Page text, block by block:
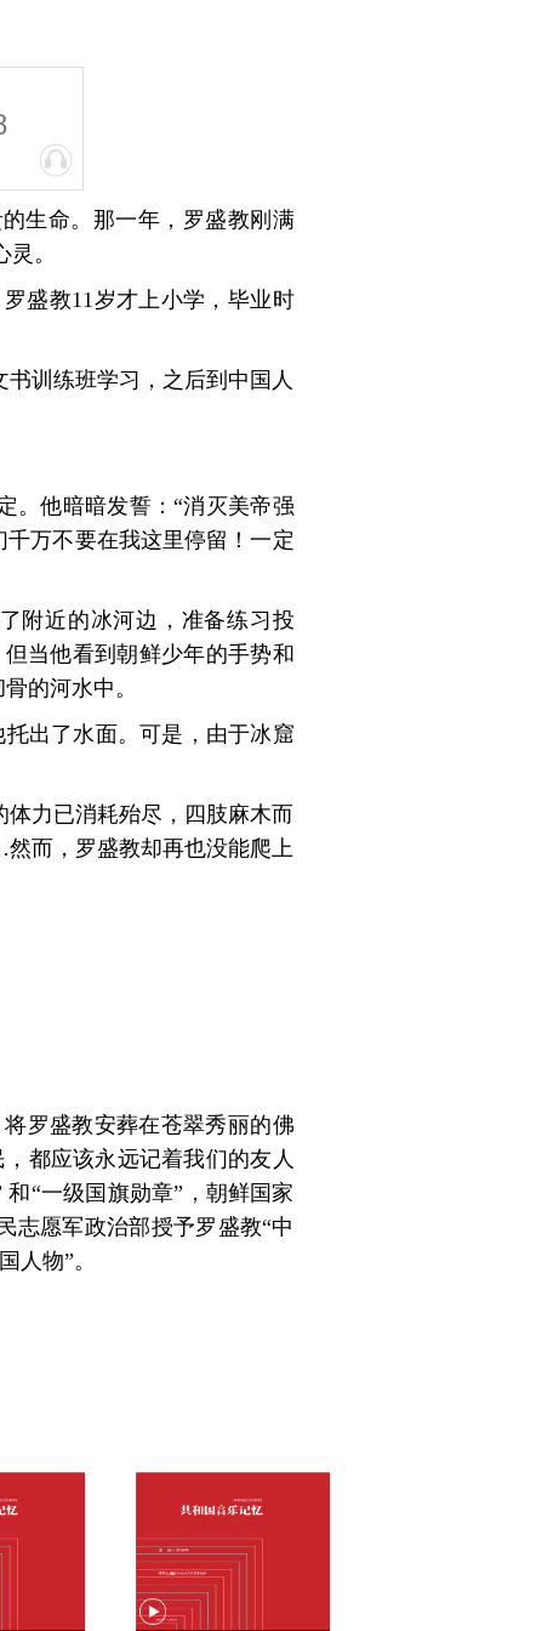
生命。那一年，罗盛教刚满
。
盛教11岁才上小学，毕业时
训练班学习，之后到中国人
。他暗暗发誓：“消灭美帝强
万不要在我这里停留！一定
附近的冰河边，准备练习投
当他看到朝鲜少年的手势和
的河水中。
出了水面。可是，由于冰窟
力已消耗殆尽，四肢麻木而
而，罗盛教却再也没能爬上
罗盛教安葬在苍翠秀丽的佛
都应该永远记着我们的友人
“一级国旗勋章”，朝鲜国家
志愿军政治部授予罗盛教“中
人物”。